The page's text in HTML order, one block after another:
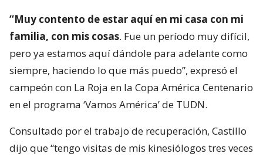
“Muy contento de estar aquí en mi casa con mi
familia, con mis cosas. Fue un período muy difícil,
pero ya estamos aquí dándole para adelante como
siempre, haciendo lo que más puedo”, expresó el
campeón con La Roja en la Copa América Centenario
en el programa ‘Vamos América’ de TUDN.
Consultado por el trabajo de recuperación, Castillo
dijo que “tengo visitas de mis kinesiólogos tres veces